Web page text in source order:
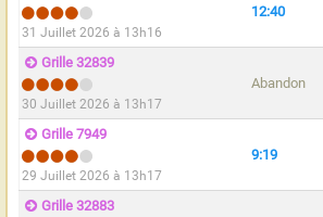
31 Juillet 2026 à 13h16
12:40
Grille 32839
30 Juillet 2026 à 13h17
Abandon
Grille 7949
29 Juillet 2026 à 13h17
9:19
Grille 32883